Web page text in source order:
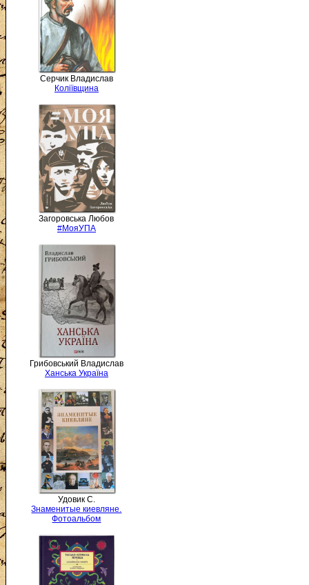
Серчик Владислав
Коліївщина
Загоровська Любов
#МояУПА
Грибовський Владислав
Ханська Україна
Удовик С.
Знаменитые киевляне.
Фотоальбом